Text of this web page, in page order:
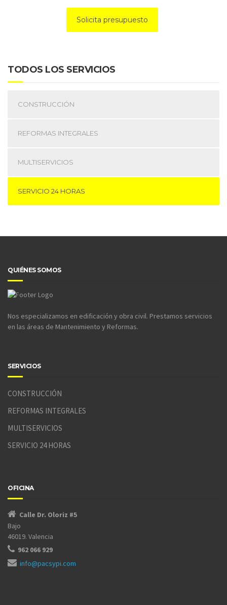
Solicita presupuesto
TODOS LOS SERVICIOS
CONSTRUCCIÓN
REFORMAS INTEGRALES
MULTISERVICIOS
SERVICIO 24 HORAS
QUIÉNES SOMOS
Nos especializamos en edificación y obra civil. Prestamos servicios
en las áreas de Mantenimiento y Reformas.
SERVICIOS
CONSTRUCCIÓN
REFORMAS INTEGRALES
MULTISERVICIOS
SERVICIO 24 HORAS
OFICINA
Calle Dr. Oloriz #5
Bajo
46019. Valencia
962 066 929
info@pacsypi.com